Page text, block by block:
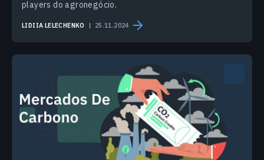
players do agronegócio.
LIDIIA LELECHENKO 25.11.2024